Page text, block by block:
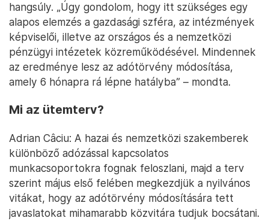
hangsúly. „Úgy gondolom, hogy itt szükséges egy
alapos elemzés a gazdasági szféra, az intézmények
képviselői, illetve az országos és a nemzetközi
pénzügyi intézetek közreműködésével. Mindennek
az eredménye lesz az adótörvény módosítása,
amely 6 hónapra rá lépne hatályba” – mondta.
Mi az ütemterv?
Adrian Câciu: A hazai és nemzetközi szakemberek
különböző adózással kapcsolatos
munkacsoportokra fognak feloszlani, majd a terv
szerint május első felében megkezdjük a nyilvános
vitákat, hogy az adótörvény módosítására tett
javaslatokat mihamarabb közvitára tudjuk bocsátani.